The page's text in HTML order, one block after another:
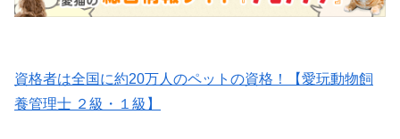
資格者は全国に約20万人のペットの資格！【愛玩動物飼
養管理士 ２級・１級】